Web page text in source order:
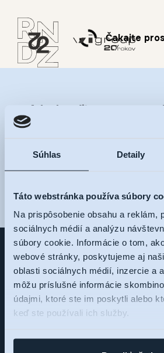
Súhlas Detaily
Táto webstránka používa súbory
Na prispôsobenie obsahu a reklám,
sociálnych médií a analýzu
súbory cookie. Informácie o tom,
webové stránky, poskytujeme aj
oblasti sociálnych médií, inzercie a
môžu príslušné informácie
údajmi, ktoré ste im poskytli alebo
keď ste používali ich služby.
Čakajte
Nalaďte sa na
a dostávajte
Sme tu pre vás,
pýtajte sa